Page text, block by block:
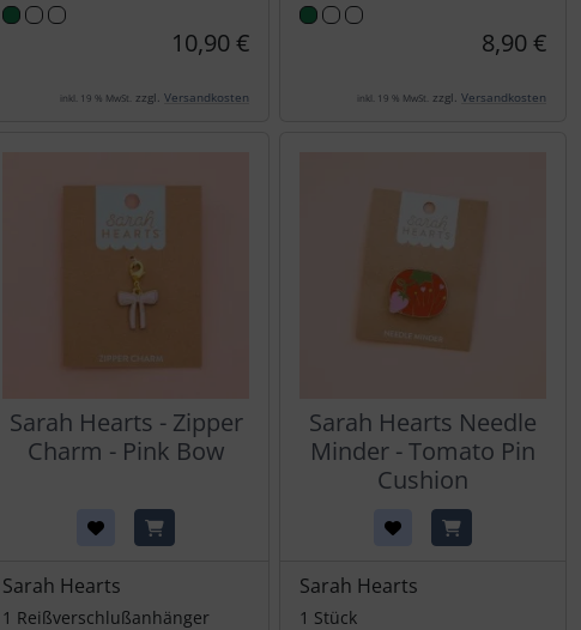
10,90 €
inkl. 19 % MwSt. zzgl. Versandkosten
8,90 €
inkl. 19 % MwSt. zzgl. Versandkosten
Sarah Hearts - Zipper
Charm - Pink Bow
Sarah Hearts
1 Reißverschlußanhänger
Sarah Hearts Needle
Minder - Tomato Pin
Cushion
Sarah Hearts
1 Stück